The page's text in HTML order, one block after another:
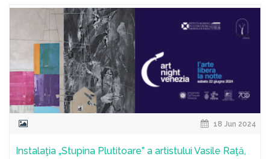
18 Jun 2024
Instalaţia „Stupina Plutitoare” a artistului Vasile Raţă,